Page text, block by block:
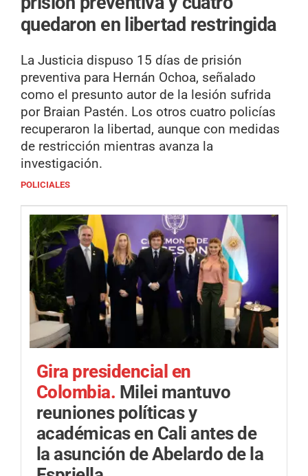
quedaron en libertad restringida
La Justicia dispuso 15 días de prisión
preventiva para Hernán Ochoa, señalado
como el presunto autor de la lesión sufrida
por Braian Pastén. Los otros cuatro policías
recuperaron la libertad, aunque con medidas
de restricción mientras avanza la
investigación.
POLICIALES
Gira presidencial en
Colombia. Milei mantuvo
reuniones políticas y
académicas en Cali antes de
la asunción de Abelardo de la